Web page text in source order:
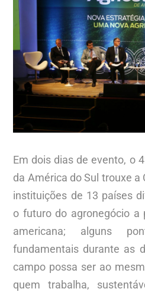
Em dois dias de evento, o
da América do Sul trouxe
instituições de 13 países
o futuro do agronegócio a
americana; alguns
fundamentais durante as
campo possa ser ao
quem trabalha,